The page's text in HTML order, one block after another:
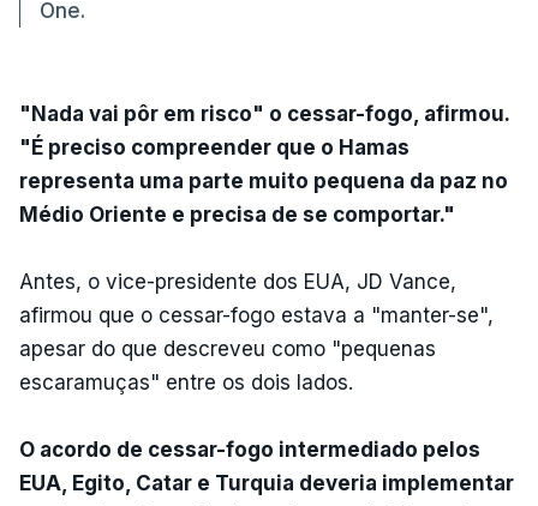
One.
"Nada vai pôr em risco" o cessar-fogo, afirmou.
"É preciso compreender que o Hamas
representa uma parte muito pequena da paz no
Médio Oriente e precisa de se comportar."
Antes, o vice-presidente dos EUA, JD Vance,
afirmou que o cessar-fogo estava a "manter-se",
apesar do que descreveu como "pequenas
escaramuças" entre os dois lados.
O acordo de cessar-fogo intermediado pelos
EUA, Egito, Catar e Turquia deveria implementar